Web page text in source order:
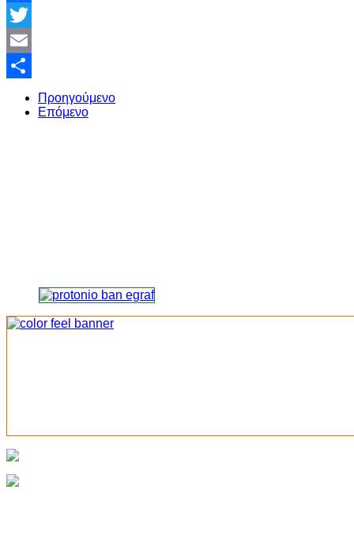
Facebook
Twitter
Email
Share
Προηγούμενο
Επόμενο